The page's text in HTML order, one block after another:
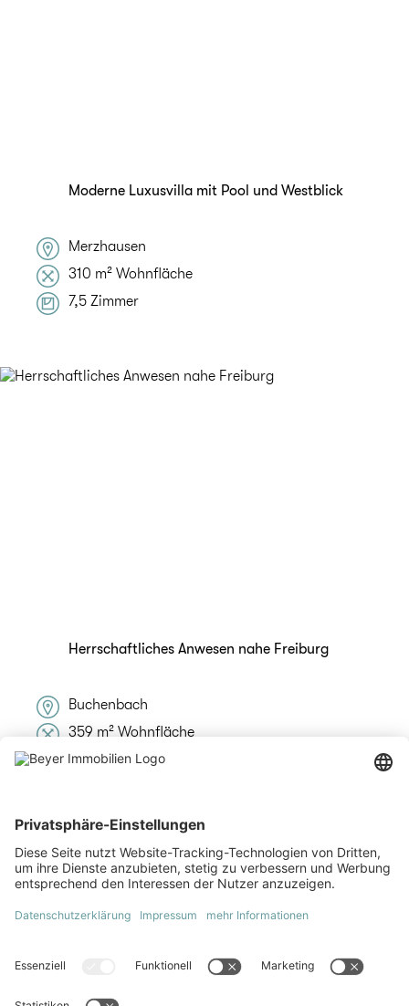
Moderne Luxusvilla mit Pool und Westblick
Merzhausen
310 m² Wohnfläche
7,5 Zimmer
Herrschaftliches Anwesen nahe Freiburg
Buchenbach
359 m² Wohnfläche
9 Zimmer